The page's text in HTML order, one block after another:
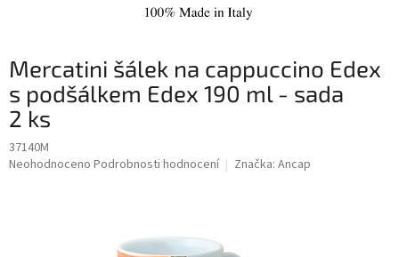
Mercatini šálek na cappuccino Edex
s podšálkem Edex 190 ml - sada
2 ks
37140M
Průměrné
Neohodnoceno Podrobnosti hodnocení Značka: Ancap